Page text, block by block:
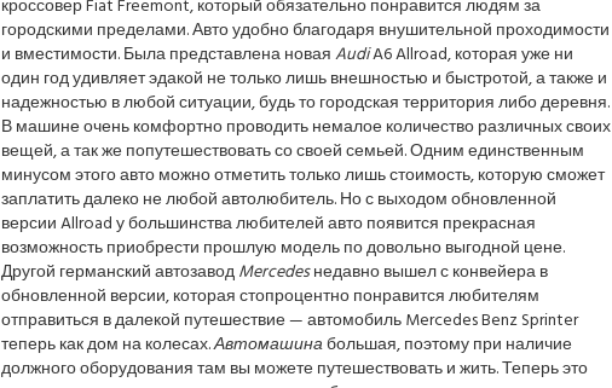
кроссовер Fiat Freemont, который обязательно понравится людям за
городскими пределами. Авто удобно благодаря внушительной проходимости
и вместимости. Была представлена новаяAudiA6 Allroad, которая уже ни
один год удивляет эдакой не только лишь внешностью и быстротой, а также и
надежностью в любой ситуации, будь то городская территория либо деревня.
В машине очень комфортно проводить немалое количество различных своих
вещей, а так же попутешествовать со своей семьей. Одним единственным
минусом этого авто можно отметить только лишь стоимость, которую сможет
заплатить далеко не любой автолюбитель. Но с выходом обновленной
версии Allroad у большинства любителей авто появится прекрасная
возможность приобрести прошлую модель по довольно выгодной цене.
Другой германский автозаводMercedesнедавно вышел с конвейера в
обновленной версии, которая стопроцентно понравится любителям
отправиться в далекой путешествие — автомобиль Mercedes Benz Sprinter
теперь как дом на колесах.Автомашинабольшая, поэтому при наличие
должного оборудования там вы можете путешествовать и жить. Теперь это